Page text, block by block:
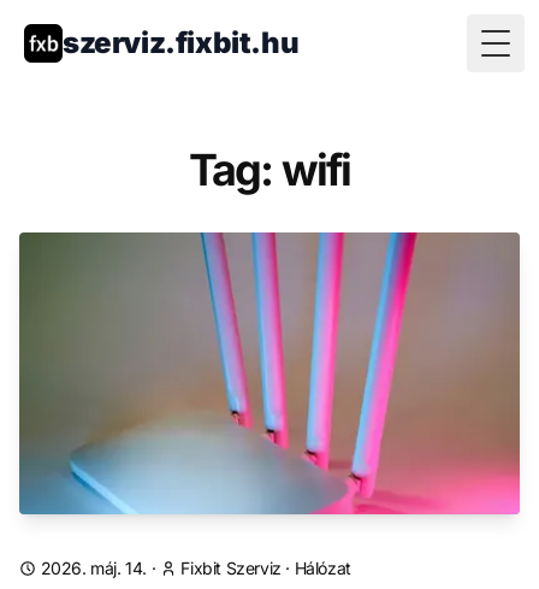
szerviz.fixbit.hu
Tag: wifi
2026. máj. 14. · Fixbit Szerviz · Hálózat